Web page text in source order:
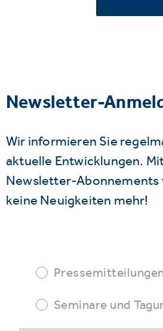
Newsletter-
Wir informieren Sie
aktuelle Entwicklungen.
Newsletter-Abonnements
keine Neuigkeiten mehr!
Pressemitteilungen
Seminare und